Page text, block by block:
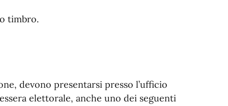
timbro.
devono presentarsi presso l’ufficio
elettorale, anche uno dei seguenti